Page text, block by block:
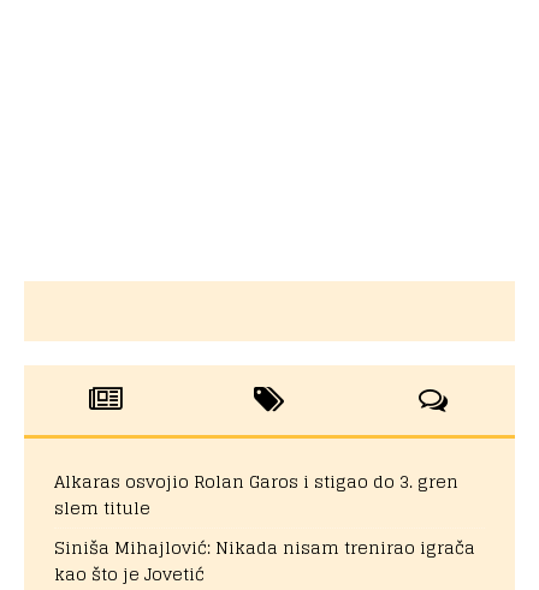
Alkaras osvojio Rolan Garos i stigao do 3. gren
slem titule
Siniša Mihajlović: Nikada nisam trenirao igrača
kao što je Jovetić